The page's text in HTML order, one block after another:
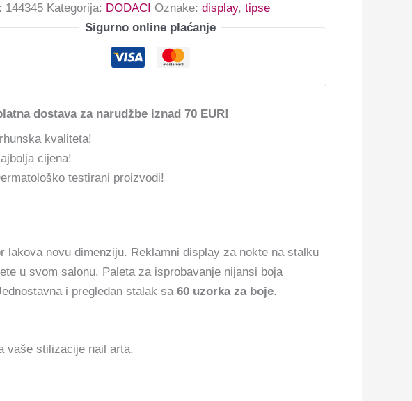
144345 Kategorija: DODACI Oznake: display, tipse
Sigurno online plaćanje
dostava za narudžbe iznad 70 EUR!
kvaliteta!
cijena!
testirani proizvodi!
novu dimenziju. Reklamni display za nokte na stalku
u svom salonu. Paleta za isprobavanje nijansi boja
i pregledan stalak sa60 uzorka za boje.
vaše stilizacije nail arta.